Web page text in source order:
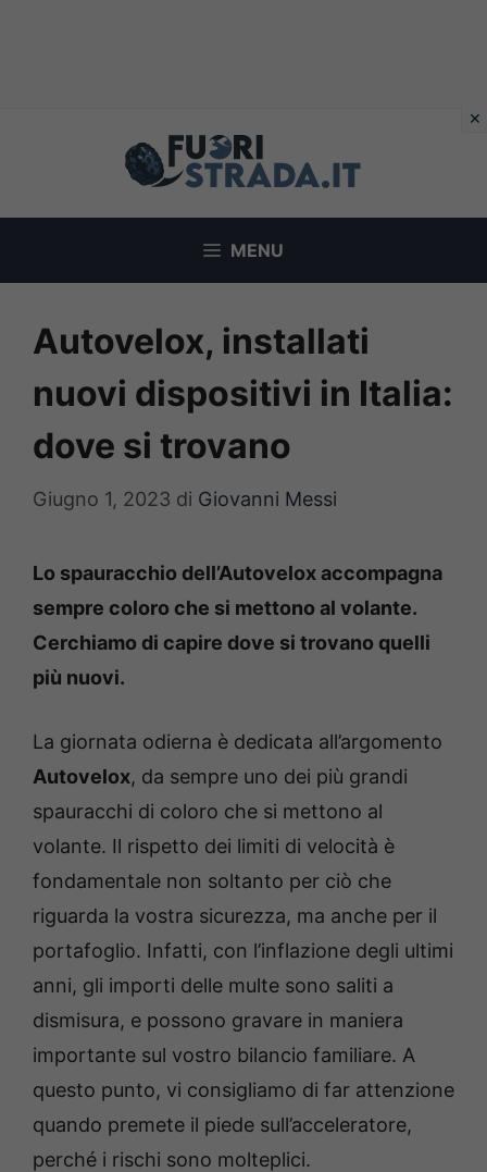
MENU
Autovelox, installati
nuovi dispositivi in Italia:
dove si trovano
Giugno 1, 2023 di Giovanni Messi
Lo spauracchio dell’Autovelox accompagna
sempre coloro che si mettono al volante.
Cerchiamo di capire dove si trovano quelli
più nuovi.
La giornata odierna è dedicata all’argomento
Autovelox, da sempre uno dei più grandi
spauracchi di coloro che si mettono al
volante. Il rispetto dei limiti di velocità è
fondamentale non soltanto per ciò che
riguarda la vostra sicurezza, ma anche per il
portafoglio. Infatti, con l’inflazione degli ultimi
anni, gli importi delle multe sono saliti a
dismisura, e possono gravare in maniera
importante sul vostro bilancio familiare. A
questo punto, vi consigliamo di far attenzione
quando premete il piede sull’acceleratore,
perché i rischi sono molteplici.